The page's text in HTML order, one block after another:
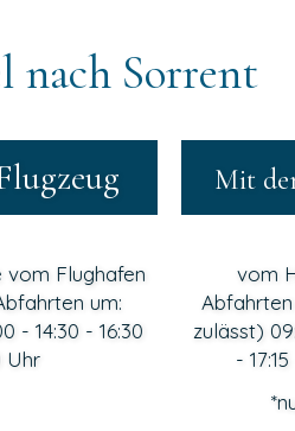
nach Sorrent
vom Flughafen
um:
- 14:30 - 16:30
Uhr
Mit
vom
zulässt)
-